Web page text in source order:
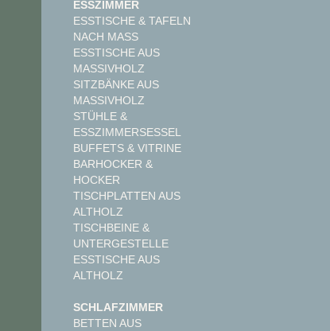
ESSZIMMER
ESSTISCHE & TAFELN
NACH MASS
ESSTISCHE AUS
MASSIVHOLZ
SITZBÄNKE AUS
MASSIVHOLZ
STÜHLE &
ESSZIMMERSESSEL
BUFFETS & VITRINE
BARHOCKER &
HOCKER
TISCHPLATTEN AUS
ALTHOLZ
TISCHBEINE &
UNTERGESTELLE
ESSTISCHE AUS
ALTHOLZ
SCHLAFZIMMER
BETTEN AUS